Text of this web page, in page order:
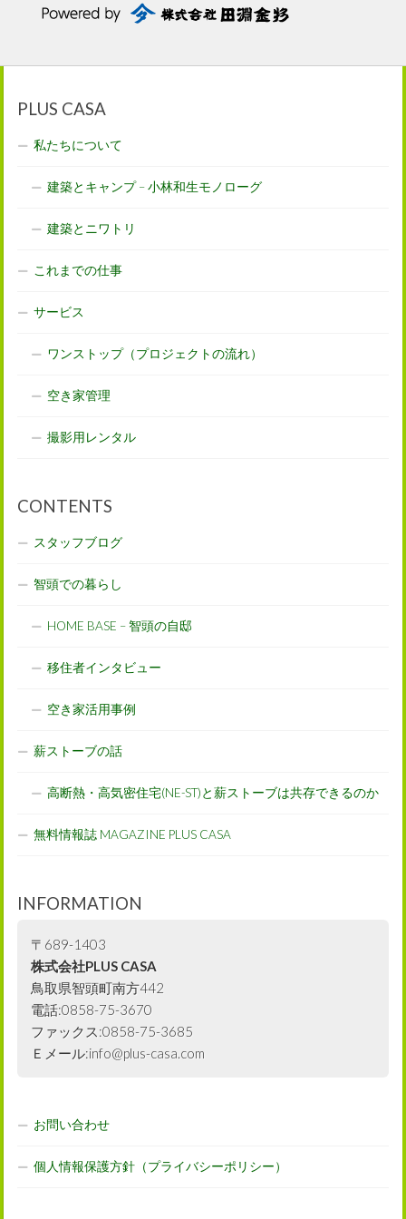
PLUS CASA
私たちについて
建築とキャンプ – 小林和生モノローグ
建築とニワトリ
これまでの仕事
サービス
ワンストップ（プロジェクトの流れ）
空き家管理
撮影用レンタル
CONTENTS
スタッフブログ
智頭での暮らし
HOME BASE – 智頭の自邸
移住者インタビュー
空き家活用事例
薪ストーブの話
高断熱・高気密住宅(NE-ST)と薪ストーブは共存できるのか
無料情報誌 MAGAZINE PLUS CASA
INFORMATION
〒689-1403
株式会社PLUS CASA
鳥取県智頭町南方442
電話:0858-75-3670
ファックス:0858-75-3685
Ｅメール:info@plus-casa.com
お問い合わせ
個人情報保護方針（プライバシーポリシー）